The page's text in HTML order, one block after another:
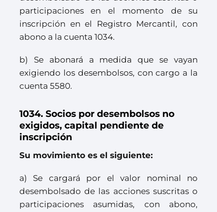
participaciones en el momento de su
inscripción en el Registro Mercantil, con
abono a la cuenta 1034.
b) Se abonará a medida que se vayan
exigiendo los desembolsos, con cargo a la
cuenta 5580.
1034. Socios por desembolsos no
exigidos, capital pendiente de
inscripción
Su movimiento es el siguiente:
a) Se cargará por el valor nominal no
desembolsado de las acciones suscritas o
participaciones asumidas, con abono,